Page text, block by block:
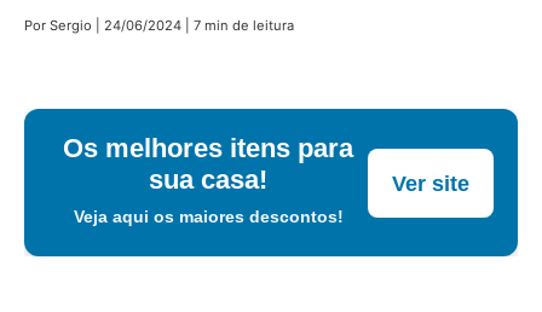
Por Sergio 24/06/2024 7 min de leitura
Os melhores itens para
sua casa!
Veja aqui os maiores descontos!
Ver site